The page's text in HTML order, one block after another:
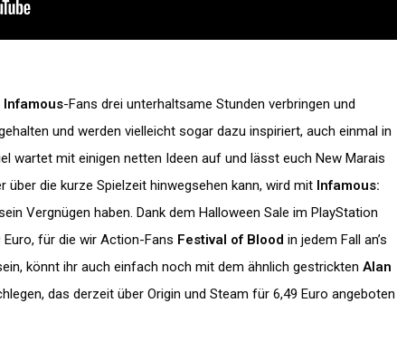
Infamous-Fans drei unterhaltsame Stunden verbringen und
und werden vielleicht sogar dazu inspiriert, auch einmal in
wartet mit einigen netten Ideen auf und lässt euch New Marais
über die kurze Spielzeit hinwegsehen kann, wird mit Infamous:
Vergnügen haben. Dank dem Halloween Sale im PlayStation
für die wir Action-Fans Festival of Blood in jedem Fall an’s
könnt ihr auch einfach noch mit dem ähnlich gestrickten Alan
das derzeit über Origin und Steam für 6,49 Euro angeboten